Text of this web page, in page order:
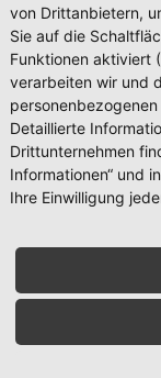
Ja, die
zu schließen,
Auftrag dreht:
Zukunft, die
des
von uns, um mit
um sie
sich
aus den Augen
von Drittanbietern,
Sie auf die
Funktionen aktiviert
verarbeiten wir und
Detaillierte
Drittunternehmen
Informationen“ und
Ihre Einwilligung